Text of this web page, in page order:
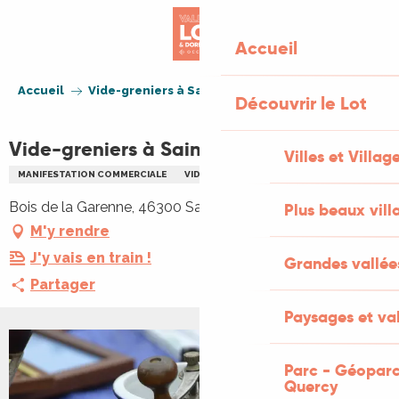
Accueil
Découvrir le Lot
Villes et
Plus beaux
Grandes
Paysages et
Parc -
Quercy
Accueil Vide-greniers à Saint-Projet
Vide-greniers à Saint-Projet
MANIFESTATION COMMERCIALE VIDE GRENIERS BRADERIE
Bois de la Garenne, 46300 Saint-Projet
M'y rendre
J'y vais en train !
Partager